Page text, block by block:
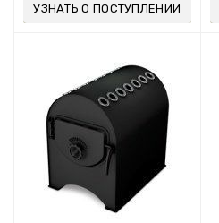
УЗНАТЬ О ПОСТУПЛЕНИИ